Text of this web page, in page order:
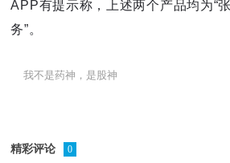
APP有提示称，上述两个产品均为“
务”。
我不是药神，是股神
精彩评论 0